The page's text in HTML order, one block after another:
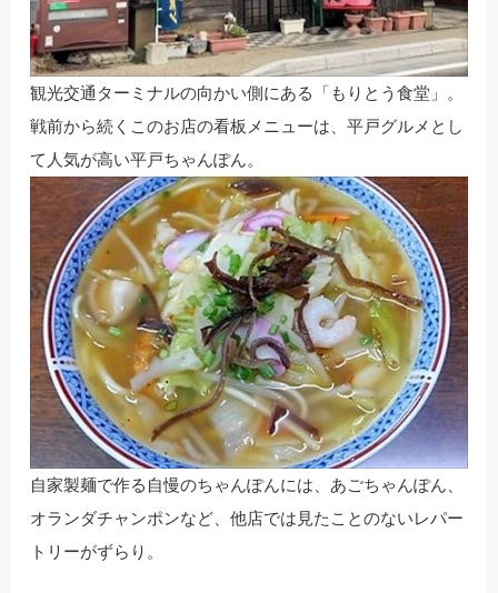
観光交通ターミナルの向かい側にある「もりとう食堂」。
戦前から続くこのお店の看板メニューは、平戸グルメとし
て人気が高い平戸ちゃんぽん。
自家製麺で作る自慢のちゃんぽんには、あごちゃんぽん、
オランダチャンポンなど、他店では見たことのないレパー
トリーがずらり。